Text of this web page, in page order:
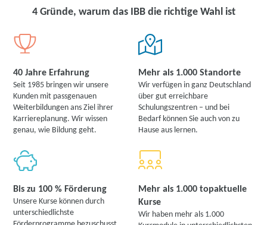
4 Gründe, warum das IBB die richtige Wahl ist
40 Jahre Erfahrung
Seit 1985 bringen wir unsere
Kunden mit passgenauen
Weiterbildungen ans Ziel ihrer
Karriereplanung. Wir wissen
genau, wie Bildung geht.
Mehr als 1.000 Standorte
Wir verfügen in ganz Deutschland
über gut erreichbare
Schulungszentren – und bei
Bedarf können Sie auch von zu
Hause aus lernen.
Bis zu 100 % Förderung
Unsere Kurse können durch
unterschiedlichste
Mehr als 1.000 topaktuelle
Kurse
Wir haben mehr als 1.000